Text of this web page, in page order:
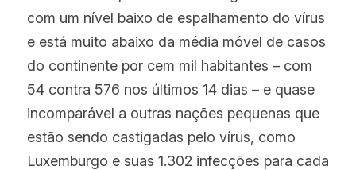
com um nível baixo de espalhamento do vírus
e está muito abaixo da média móvel de casos
do continente por cem mil habitantes – com
54 contra 576 nos últimos 14 dias – e quase
incomparável a outras nações pequenas que
estão sendo castigadas pelo vírus, como
Luxemburgo e suas 1.302 infecções para cada